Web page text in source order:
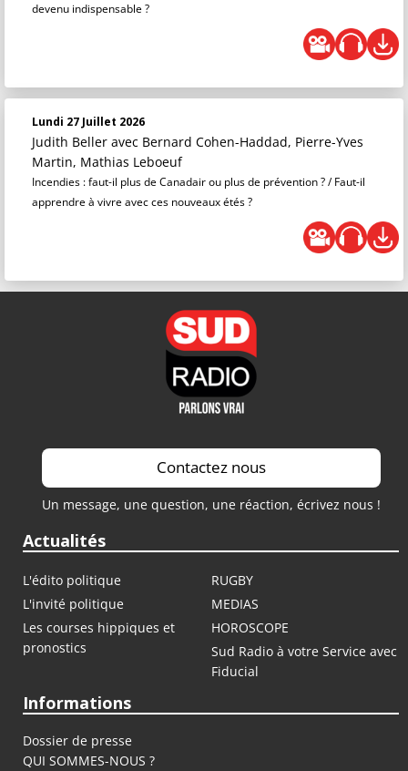
devenu indispensable ?
Lundi 27 Juillet 2026
Judith Beller avec Bernard Cohen-Haddad, Pierre-Yves
Martin, Mathias Leboeuf
Incendies : faut-il plus de Canadair ou plus de prévention ? / Faut-il
apprendre à vivre avec ces nouveaux étés ?
Contactez nous
Un message, une question, une réaction, écrivez nous !
Actualités
L'édito politique
RUGBY
L'invité politique
MEDIAS
Les courses hippiques et
pronostics
HOROSCOPE
Sud Radio à votre Service avec
Fiducial
Informations
Dossier de presse
QUI SOMMES-NOUS ?